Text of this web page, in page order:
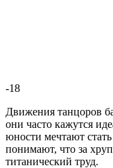
-18
Движения танцоров
они часто кажутся
юности мечтают
понимают, что за
титанический труд.